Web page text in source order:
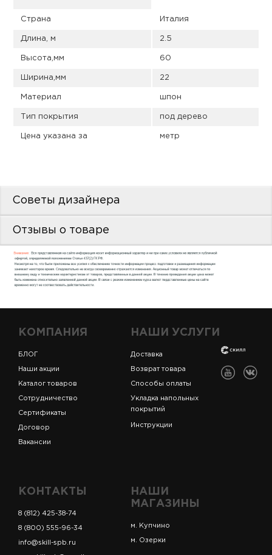
Страна Италия
Длина, м 2.5
Высота,мм 60
Ширина,мм 22
Материал шпон
Тип покрытия под дерево
Цена указана за метр
Советы дизайнера
Отзывы о товаре
КОМПАНИЯ
БЛОГ
Наши акции
Каталог товаров
Сотрудничество
Сертификаты
Договор
Вакансии
НАШИ УСЛУГИ
Доставка
Возврат товара
Способы оплаты
Укладка напольных
покрытий
Инструкции
КОНТАКТЫ
8 (812) 425-38-74
8 (800) 555-96-34
info@skill-spb.ru
НАШИ
МАГАЗИНЫ
м. Купчино
м. Озерки